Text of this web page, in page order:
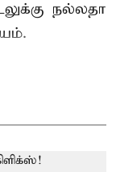
நல்லதா